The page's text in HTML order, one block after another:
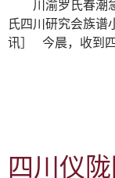
川渝罗氏春潮
氏四川研究会族谱
讯］ 今晨，收到
四川仪